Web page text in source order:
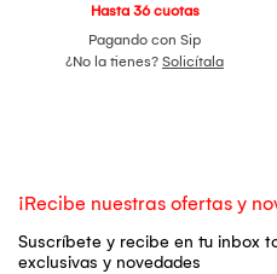
Hasta 36 cuotas
Pagando con Sip
¿No la tienes? Solicítala
¡Recibe nuestras ofertas y
Suscríbete y recibe en tu inbox
exclusivas y novedades